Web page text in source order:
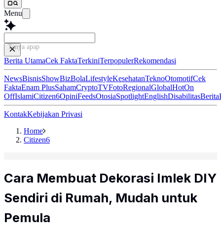
Menu
Tanya apapun tentang artikel
Berita UtamaCek FaktaTerkiniTerpopulerRekomendasi
NewsBisnisShowBizBolaLifestyleKesehatanTeknoOtomotifCek
FaktaEnam PlusSahamCryptoTVFotoRegionalGlobalHotOn
OffIslamiCitizen6OpiniFeedsOtosiaSpotlightEnglishDisabilitasBerita
KontakKebijakan Privasi
Home
Citizen6
Cara Membuat Dekorasi Imlek DIY
Sendiri di Rumah, Mudah untuk
Pemula